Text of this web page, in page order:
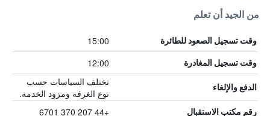
من الجيد أن تعلم
وقت تسجيل الصعود للطائرة 15:00
وقت تسجيل المغادرة 12:00
الدفع والإلغاء
تختلف السياسات حسب
نوع الغرفة ومزود الخدمة.
رقم مكتب الاستقبال +44 207 370 6701